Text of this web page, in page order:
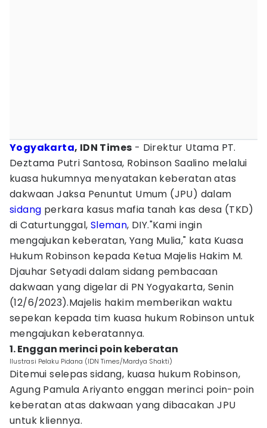
Yogyakarta, IDN Times - Direktur Utama PT.
Deztama Putri Santosa, Robinson Saalino melalui
kuasa hukumnya menyatakan keberatan atas
dakwaan Jaksa Penuntut Umum (JPU) dalam
sidang perkara kasus mafia tanah kas desa (TKD)
di Caturtunggal, Sleman, DIY."Kami ingin
mengajukan keberatan, Yang Mulia," kata Kuasa
Hukum Robinson kepada Ketua Majelis Hakim M.
Djauhar Setyadi dalam sidang pembacaan
dakwaan yang digelar di PN Yogyakarta, Senin
(12/6/2023).Majelis hakim memberikan waktu
sepekan kepada tim kuasa hukum Robinson untuk
mengajukan keberatannya.
1. Enggan merinci poin keberatan
Ilustrasi Pelaku Pidana (IDN Times/Mardya Shakti)
Ditemui selepas sidang, kuasa hukum Robinson,
Agung Pamula Ariyanto enggan merinci poin-poin
keberatan atas dakwaan yang dibacakan JPU
untuk kliennya.